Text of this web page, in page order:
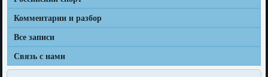
Комментарии и разбор
Все записи
Связь с нами